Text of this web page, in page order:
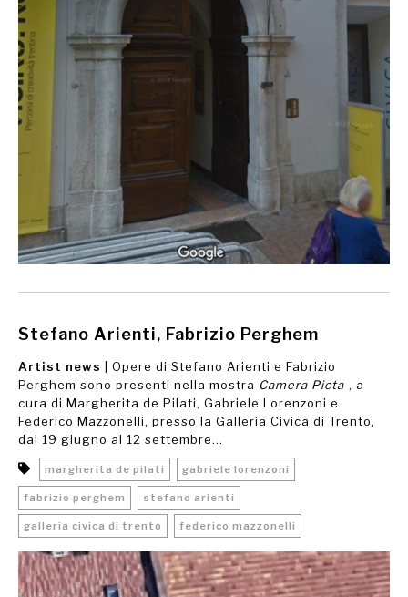
Stefano Arienti, Fabrizio Perghem
Artist news
| Opere di Stefano Arienti e Fabrizio
Perghem sono presenti nella mostra Camera Picta , a
cura di Margherita de Pilati, Gabriele Lorenzoni e
Federico Mazzonelli, presso la Galleria Civica di Trento,
dal 19 giugno al 12 settembre...
margherita de pilati gabriele lorenzoni
fabrizio perghem stefano arienti
galleria civica di trento federico mazzonelli